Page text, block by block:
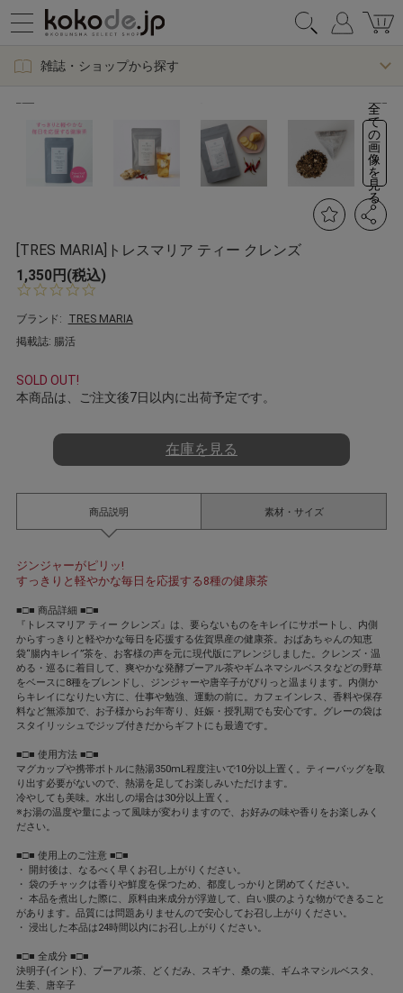
雑誌・ショップから探す
全
て
の
画
像
を
見
る
[TRES MARIA]トレスマリア ティー クレンズ
1,350円(税込)
0.
s
a
ブランド:
TRES MARIA
掲載誌: 腸活
SOLD OUT!
本商品は、ご注文後7日以内に出荷予定です。
在庫を見る
商品説明
ジンジャーがピリッ!
すっきりと軽やかな毎日を応援する8種の健康茶
■□■ 商品詳細 ■□■
『トレスマリア ティー クレンズ』は、要らないものをキレイにサポートし、内側
からすっきりと軽やかな毎日を応援する佐賀県産の健康茶。おばあちゃんの知恵
袋“腸内キレイ”茶を、お客様の声を元に現代版にアレンジしました。クレンズ・温
める・巡るに着目して、爽やかな発酵プーアル茶やギムネマシルベスタなどの野草
をベースに8種をブレンドし、ジンジャーや唐辛子がぴりっと温まります。内側か
らキレイになりたい方に、仕事や勉強、運動の前に。カフェインレス、香料や保存
料など無添加で、お子様からお年寄り、妊娠・授乳期でも安心です。グレーの袋は
スタイリッシュでジップ付きだからギフトにも最適です。
■□■ 使用方法 ■□■
マグカップや携帯ボトルに熱湯350mL程度注いで10分以上置く。ティーバッグを取
り出す必要がないので、熱湯を足してお楽しみいただけます。
冷やしても美味。水出しの場合は30分以上置く。
※お湯の温度や量によって風味が変わりますので、お好みの味や香りをお楽しみく
ださい。
■□■ 使用上のご注意 ■□■
・ 開封後は、なるべく早くお召し上がりください。
・ 袋のチャックは香りや鮮度を保つため、都度しっかりと閉めてください。
・ 本品を煮出した際に、原料由来成分が浮遊して、白い膜のような物ができること
があります。品質には問題ありませんので安心してお召し上がりください。
・ 浸出した本品は24時間以内にお召し上がりください。
■□■ 全成分 ■□■
決明子(インド)、プーアル茶、どくだみ、スギナ、桑の葉、ギムネマシルベスタ、
生姜、唐辛子
素材・サイズ